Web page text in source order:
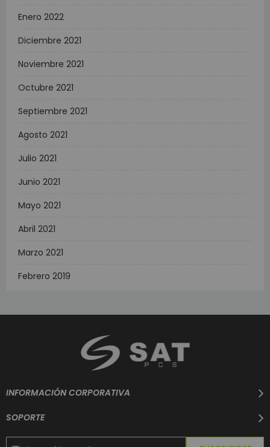
Enero 2022
Diciembre 2021
Noviembre 2021
Octubre 2021
Septiembre 2021
Agosto 2021
Julio 2021
Junio 2021
Mayo 2021
Abril 2021
Marzo 2021
Febrero 2019
INFORMACIÓN CORPORATIVA
SOPORTE
Suscríbase